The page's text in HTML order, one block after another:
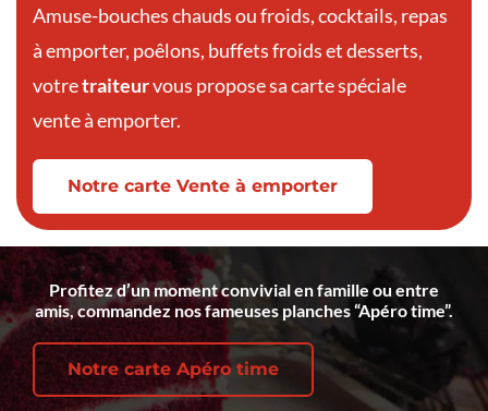
Amuse-bouches chauds ou froids, cocktails, repas
à emporter, poêlons, buffets froids et desserts,
votretraiteurvous propose sa carte spéciale
vente à emporter.
Notre carte Vente à emporter
Profitez d’un moment convivial en famille ou entre
amis, commandez nos fameuses planches “Apéro time”.
Notre carte Apéro time